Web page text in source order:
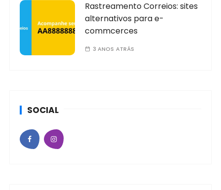
Rastreamento Correios: sites
alternativos para e-
commcerces
3 ANOS ATRÁS
SOCIAL